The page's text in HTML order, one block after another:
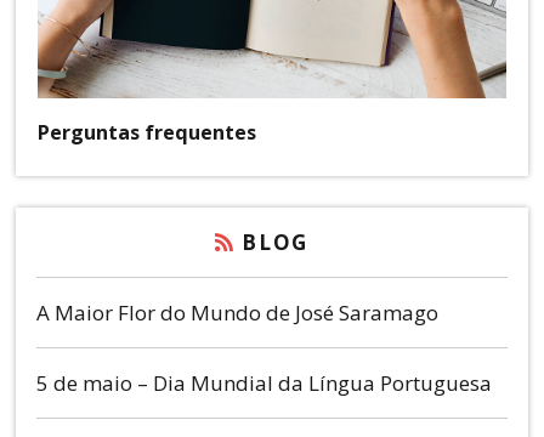
Perguntas frequentes
BLOG
A Maior Flor do Mundo de José Saramago
5 de maio – Dia Mundial da Língua Portuguesa